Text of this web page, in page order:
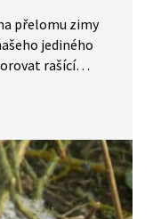
přelomu zimy
jediného
rašící
mokřadních
například
ukazuje
či pasoucí
kvetou